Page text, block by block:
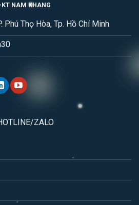
NAM KHANG
Phú Thọ Hòa, Tp. Hồ Chí Minh
ZALO